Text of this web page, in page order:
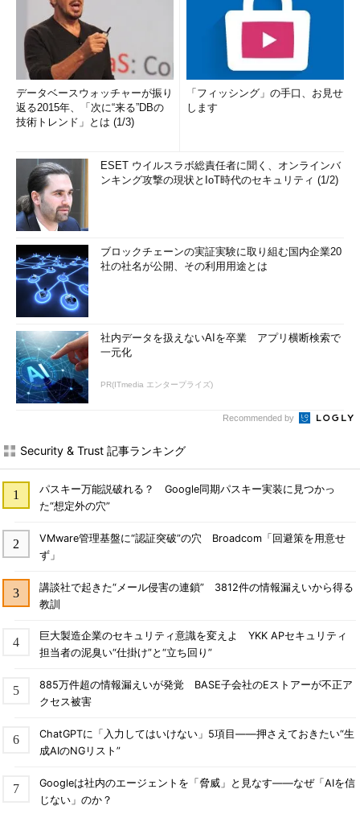
データベースウォッチャーが振り
返る2015年、「次に“来る”DBの
技術トレンド」とは (1/3)
「フィッシング」の手口、お見せ
します
ESET ウイルスラボ総責任者に聞く、オンラインバ
ンキング攻撃の現状とIoT時代のセキュリティ (1/2)
ブロックチェーンの実証実験に取り組む国内企業20
社の社名が公開、その利用用途とは
社内データを扱えないAIを卒業 アプリ横断検索で
一元化
PR(ITmedia エンタープライズ)
Recommended by
Security & Trust 記事ランキング
パスキー万能説破れる？ Google同期パスキー実装に見つかっ
た“想定外の穴”
VMware管理基盤に“認証突破”の穴 Broadcom「回避策を用意せ
ず」
講談社で起きた“メール侵害の連鎖” 3812件の情報漏えいから得る
教訓
巨大製造企業のセキュリティ意識を変えよ YKK APセキュリティ
担当者の泥臭い“仕掛け”と“立ち回り”
885万件超の情報漏えいが発覚 BASE子会社のEストアーが不正ア
クセス被害
ChatGPTに「入力してはいけない」5項目――押さえておきたい“生
成AIのNGリスト”
Googleは社内のエージェントを「脅威」と見なす――なぜ「AIを信
じない」のか？